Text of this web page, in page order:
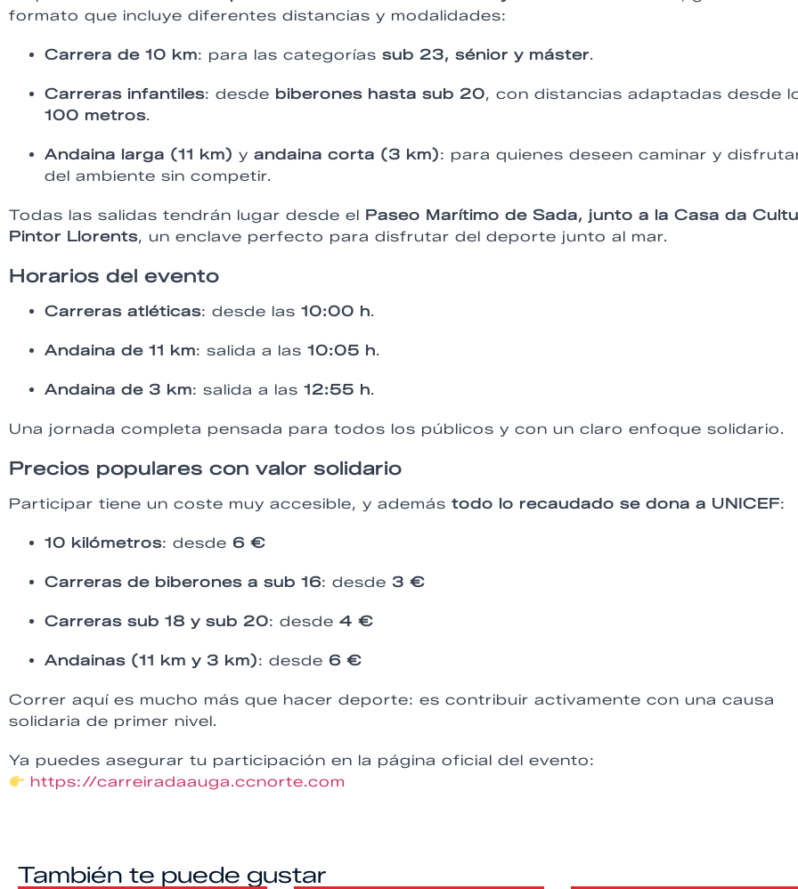
formato que incluye diferentes distancias y modalidades:
Carrera de 10 km: para las categorías sub 23, sénior y máster.
Carreras infantiles: desde biberones hasta sub 20, con distancias adaptadas desde
100 metros.
Andaina larga (11 km) y andaina corta (3 km): para quienes deseen caminar y
del ambiente sin competir.
Todas las salidas tendrán lugar desde el Paseo Marítimo de Sada, junto a la Casa da
Pintor Llorents, un enclave perfecto para disfrutar del deporte junto al mar.
Horarios del evento
Carreras atléticas: desde las 10:00 h.
Andaina de 11 km: salida a las 10:05 h.
Andaina de 3 km: salida a las 12:55 h.
Una jornada completa pensada para todos los públicos y con un claro enfoque solidario.
Precios populares con valor solidario
Participar tiene un coste muy accesible, y además todo lo recaudado se dona a UNICEF:
10 kilómetros: desde 6 €
Carreras de biberones a sub 16: desde 3 €
Carreras sub 18 y sub 20: desde 4 €
Andainas (11 km y 3 km): desde 6 €
Correr aquí es mucho más que hacer deporte: es contribuir activamente con una causa
solidaria de primer nivel.
Ya puedes asegurar tu participación en la página oficial del evento:
https://carreiradaauga.ccnorte.com
También te puede gustar